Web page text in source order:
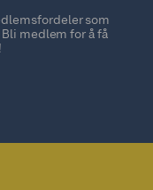
som
medlem for å få